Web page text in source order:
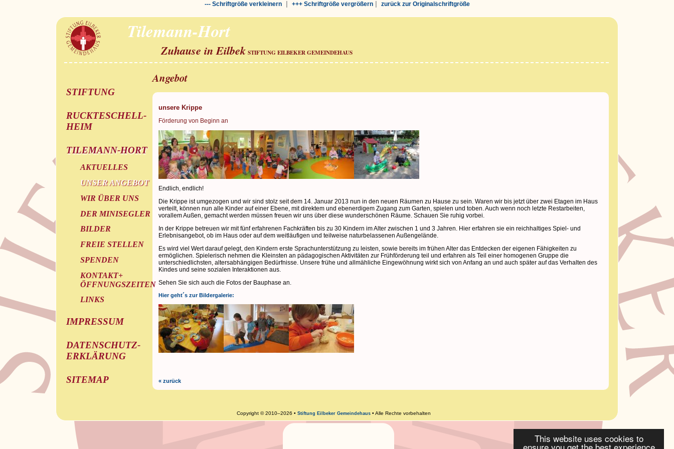
This website uses cookies to
--- Schriftgröße verkleinern| +++ Schriftgröße vergrößern| zurück zur Originalschriftgröße
Tilemann-Hort
Zuhause in Eilbek STIFTUNG EILBEKER GEMEINDEHAUS
STIFTUNG
RUCKTESCHELL-
HEIM
TILEMANN-HORT
AKTUELLES
UNSER ANGEBOT
WIR ÜBER UNS
DER MINISEGLER
BILDER
FREIE STELLEN
SPENDEN
KONTAKT+
ÖFFNUNGSZEITEN
LINKS
IMPRESSUM
DATENSCHUTZ-
ERKLÄRUNG
SITEMAP
Angebot
unsere Krippe
Förderung von Beginn an
Endlich, endlich!
Die Krippe ist umgezogen und wir sind stolz seit dem 14. Januar 2013 nun in den neuen Räumen zu Hause zu sein. Waren wir bis jetzt über zwei Etagen im Haus
verteilt, können nun alle Kinder auf einer Ebene, mit direktem und ebenerdigem Zugang zum Garten, spielen und toben. Auch wenn noch letzte Restarbeiten,
vorallem Außen, gemacht werden müssen freuen wir uns über diese wunderschönen Räume. Schauen Sie ruhig vorbei.
In der Krippe betreuen wir mit fünf erfahrenen Fachkräften bis zu 30 Kindern im Alter zwischen 1 und 3 Jahren. Hier erfahren sie ein reichhaltiges Spiel- und
Erlebnisangebot, ob im Haus oder auf dem weitläufigen und teilweise naturbelassenen Außengelände.
Es wird viel Wert darauf gelegt, den Kindern erste Sprachunterstützung zu leisten, sowie bereits im frühen Alter das Entdecken der eigenen Fähigkeiten zu
ermöglichen. Spielerisch nehmen die Kleinsten an pädagogischen Aktivitäten zur Frühförderung teil und erfahren als Teil einer homogenen Gruppe die
unterschiedlichsten, altersabhängigen Bedürfnisse. Unsere frühe und allmähliche Eingewöhnung wirkt sich von Anfang an und auch später auf das Verhalten des
Kindes und seine sozialen Interaktionen aus.
Sehen Sie sich auch die Fotos der Bauphase an.
Hier geht´s zur Bildergalerie:
« zurück
Copyright © 2010–2026 •Stiftung Eilbeker Gemeindehaus • Alle Rechte vorbehalten